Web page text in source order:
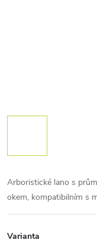
Arboristické lano s
okem, kompatibilním s
Varianta